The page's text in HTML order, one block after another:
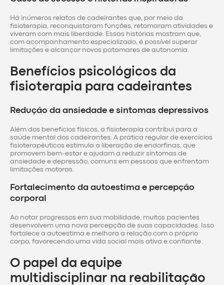
Há inúmeros relatos de cadeirantes que, por meio da
fisioterapia, reconquistaram funções, retomaram atividades e
viveram com mais liberdade. Essas histórias mostram que,
com acompanhamento especializado, é possível superar
limitações e alcançar novos patamares de autonomia.
Benefícios psicológicos da
fisioterapia para cadeirantes
Redução da ansiedade e sintomas depressivos
Além dos benefícios físicos, a fisioterapia contribui para a
saúde mental dos cadeirantes. A prática regular de exercícios
fisioterapêuticos estimula a liberação de endorfinas, que
promovem bem-estar e ajudam a reduzir sintomas de
ansiedade e depressão, comuns em pessoas que enfrentam
limitações motoras.
Fortalecimento da autoestima e percepção
corporal
Ao notar progressos em sua mobilidade, muitos pacientes
desenvolvem uma nova percepção de suas capacidades. Isso
fortalece a autoestima e melhora a relação com o próprio
corpo, favorecendo uma vida social mais ativa e confiante.
O papel da equipe
multidisciplinar na reabilitação